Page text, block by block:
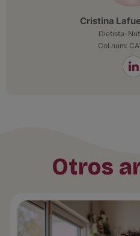
Cristina
Dietista-
Col.num:
Otros